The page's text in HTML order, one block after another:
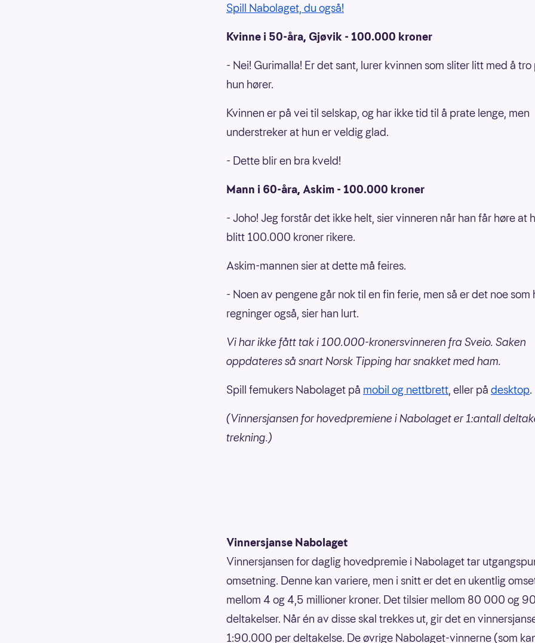
Spill Nabolaget, du også!
Kvinne i 50-åra, Gjøvik - 100.000 kroner
- Nei! Gurimalla! Er det sant, lurer kvinnen som sliter litt med å
hun hører.
Kvinnen er på vei til selskap, og har ikke tid til å prate lenge, men
understreker at hun er veldig glad.
- Dette blir en bra kveld!
Mann i 60-åra, Askim - 100.000 kroner
- Joho! Jeg forstår det ikke helt, sier vinneren når han får høre at
blitt 100.000 kroner rikere.
Askim-mannen sier at dette må feires.
- Noen av pengene går nok til en fin ferie, men så er det noe som
regninger også, sier han lurt.
Vi har ikke fått tak i 100.000-kronersvinneren fra Sveio. Saken
oppdateres så snart Norsk Tipping har snakket med ham.
Spill femukers Nabolaget på mobil og nettbrett, eller på desktop.
(Vinnersjansen for hovedpremiene i Nabolaget er 1:antall
trekning.)
Vinnersjanse Nabolaget
Vinnersjansen for daglig hovedpremie i Nabolaget tar
omsetning. Denne kan variere, men i snitt er det en ukentlig
mellom 4 og 4,5 millioner kroner. Det tilsier mellom 80 000 og
deltakelser. Når én av disse skal trekkes ut, gir det en
1:90.000 per deltakelse. De øvrige Nabolaget-vinnerne (som